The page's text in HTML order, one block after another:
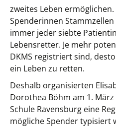
zweites Leben
Spenderinnen
immer jeder siebte
Lebensretter. Je mehr
DKMS registriert sind,
ein Leben zu retten.
Deshalb organisierten
Dorothea Böhm am 1.
Schule Ravensburg eine
mögliche Spender typisiert